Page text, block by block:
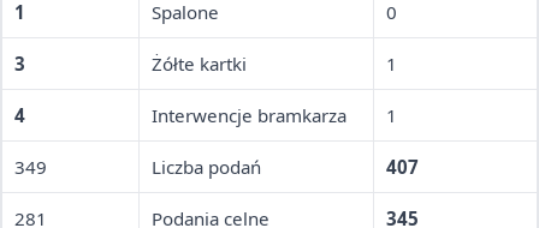
1 Spalone 0
3 Żółte kartki 1
4 Interwencje bramkarza 1
349 Liczba podań 407
281 Podania celne 345